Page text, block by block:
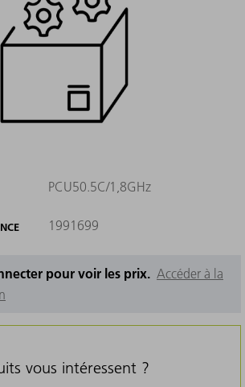
PCU50.5C/1,8GHz
1991699
pour voir les prix. Accéder à la
vous intéressent ?